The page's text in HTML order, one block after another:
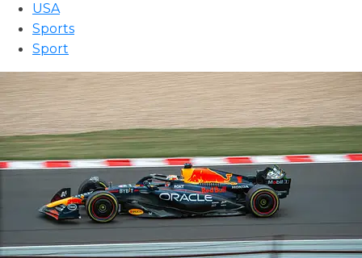
USA
Sports
Sport